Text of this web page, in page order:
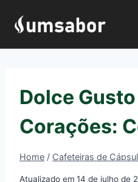
para
Dolce
Corações:
Home / Cafeteiras de
Atualizado em 14 de julho de